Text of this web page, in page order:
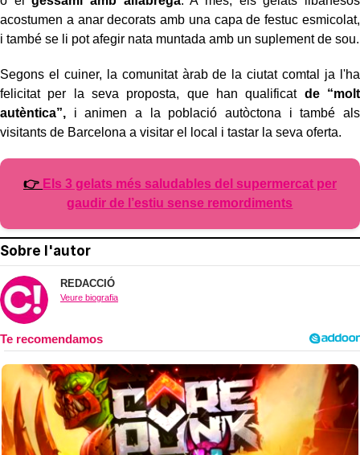
acostumen a anar decorats amb una capa de festuc esmicolat,
i també se li pot afegir nata muntada amb un suplement de sou.
Segons el cuiner, la comunitat àrab de la ciutat comtal ja l'ha
felicitat per la seva proposta, que han qualificat de “molt
autèntica”, i animen a la població autòctona i també als
visitants de Barcelona a visitar el local i tastar la seva oferta.
👉 Els 3 gelats més saludables del supermercat per
gaudir de l’estiu sense remordiments
Sobre l'autor
REDACCIÓ
Veure biografia